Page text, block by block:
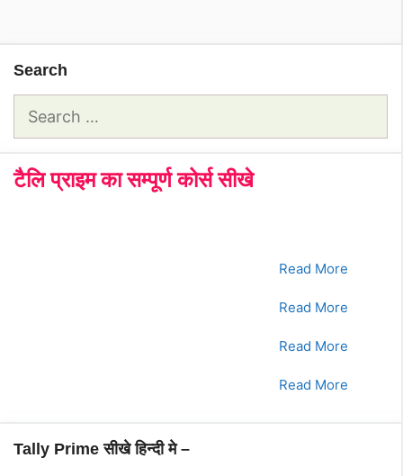
Search
Search
टैलि प्राइम का सम्पूर्ण कोर्स सीखे
Read More
Read More
Read More
Read More
Tally Prime सीखे हिन्दी मे –